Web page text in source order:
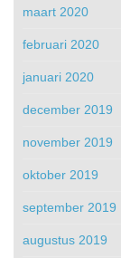
maart 2020
februari 2020
januari 2020
december 2019
november 2019
oktober 2019
september 2019
augustus 2019